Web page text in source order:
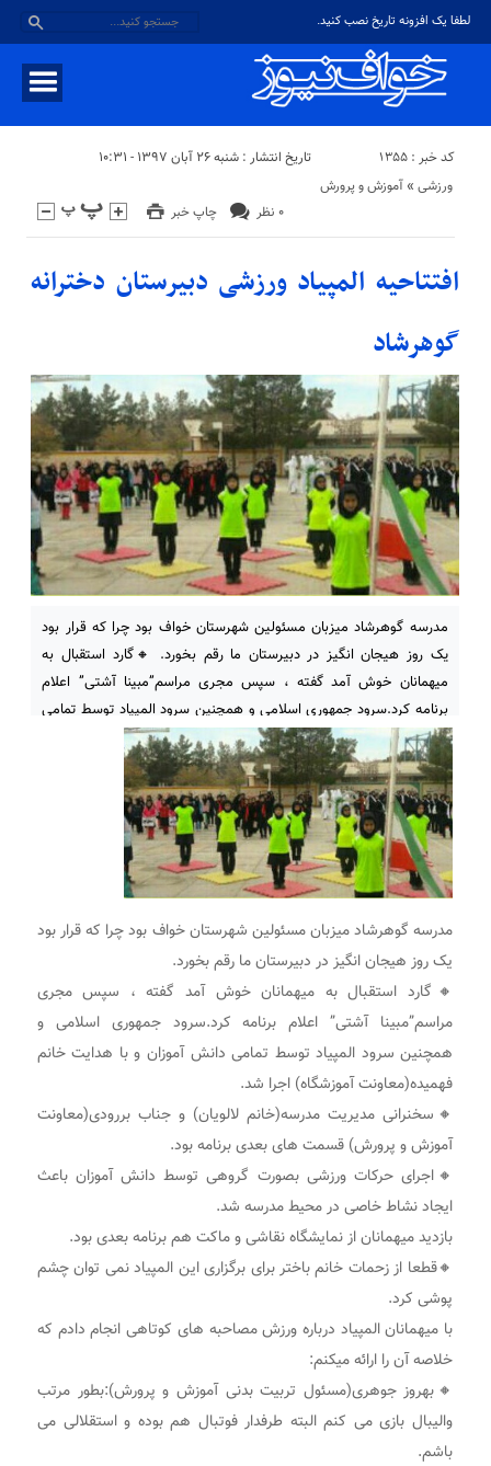
لطفا یک افزونه تاریخ نصب کنید.
کد خبر : ۱۳۵۵ تاریخ انتشار : شنبه ۲۶ آبان ۱۳۹۷ - ۱۰:۳۱
چاپ خبر ۰ نظر
آموزش و پرورش « ورزشی
افتتاحیه المپیاد ورزشی دبیرستان دخترانه
گوهرشاد
مدرسه گوهرشاد میزبان مسئولین شهرستان خواف بود چرا که قرار بود
یک روز هیجان انگیز در دبیرستان ما رقم بخورد. 🔸گارد استقبال به
میهمانان خوش آمد گفته ، سپس مجری مراسم”مبینا آشتی” اعلام
برنامه کرد.سرود جمهوری اسلامی و همچنین سرود المپیاد توسط تمامی
دانش آموزان و با هدایت خانم فهمیده(معاونت آموزشگاه) اجرا شد.
🔸سخنرانی مدیریت
مدرسه گوهرشاد میزبان مسئولین شهرستان خواف بود چرا که قرار بود
یک روز هیجان انگیز در دبیرستان ما رقم بخورد.
🔸گارد استقبال به میهمانان خوش آمد گفته ، سپس مجری
مراسم”مبینا آشتی” اعلام برنامه کرد.سرود جمهوری اسلامی و
همچنین سرود المپیاد توسط تمامی دانش آموزان و با هدایت خانم
فهمیده(معاونت آموزشگاه) اجرا شد.
🔸سخنرانی مدیریت مدرسه(خانم لالویان) و جناب بررودی(معاونت
آموزش و پرورش) قسمت های بعدی برنامه بود.
🔸اجرای حرکات ورزشی بصورت گروهی توسط دانش آموزان باعث
ایجاد نشاط خاصی در محیط مدرسه شد.
بازدید میهمانان از نمایشگاه نقاشی و ماکت هم برنامه بعدی بود.
🔸قطعا از زحمات خانم باختر برای برگزاری این المپیاد نمی توان چشم
پوشی کرد.
با میهمانان المپیاد درباره ورزش مصاحبه های کوتاهی انجام دادم که
خلاصه آن را ارائه میکنم:
🔸بهروز جوهری(مسئول تربیت بدنی آموزش و پرورش):بطور مرتب
والیبال بازی می کنم البته طرفدار فوتبال هم بوده و استقلالی می
باشم.